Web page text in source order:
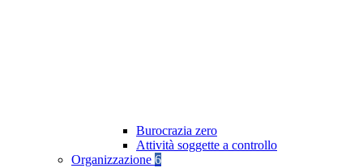
Burocrazia zero
Attività soggette a controllo
Organizzazione 6